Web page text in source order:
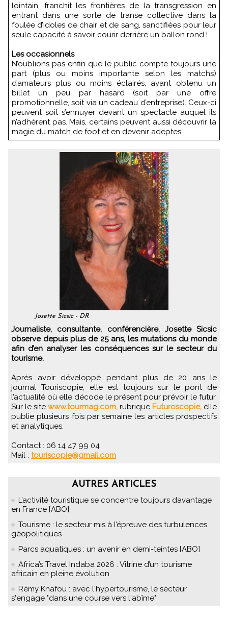
lointain, franchit les frontières de la transgression en
entrant dans une sorte de transe collective dans la
foulée d’idoles de chair et de sang, sanctifiées pour leur
seule capacité à savoir courir derrière un ballon rond !
Les occasionnels
N’oublions pas enfin que le public compte toujours une
part (plus ou moins importante selon les matchs)
d’amateurs plus ou moins éclairés, ayant obtenu un
billet un peu par hasard (soit par une offre
promotionnelle, soit via un cadeau d’entreprise). Ceux-ci
peuvent soit s’ennuyer devant un spectacle auquel ils
n’adhèrent pas. Mais, certains peuvent aussi découvrir la
magie du match de foot et en devenir adeptes.
Josette Sicsic - DR
Journaliste, consultante, conférencière, Josette Sicsic
observe depuis plus de 25 ans, les mutations du monde
afin d’en analyser les conséquences sur le secteur du
tourisme.
Après avoir développé pendant plus de 20 ans le
journal Touriscopie, elle est toujours sur le pont de
l’actualité où elle décode le présent pour prévoir le futur.
Sur le site www.tourmag.com, rubrique Futuroscopie, elle
publie plusieurs fois par semaine les articles prospectifs
et analytiques.
Contact : 06 14 47 99 04
Mail : touriscopie@gmail.com
AUTRES ARTICLES
L’activité touristique se concentre toujours davantage
en France [ABO]
Tourisme : le secteur mis à l’épreuve des turbulences
géopolitiques
Parcs aquatiques : un avenir en demi-teintes [ABO]
Africa’s Travel Indaba 2026 : Vitrine d’un tourisme
africain en pleine évolution
Rémy Knafou : avec l'hypertourisme, le secteur
s'engage "dans une course vers l'abîme"